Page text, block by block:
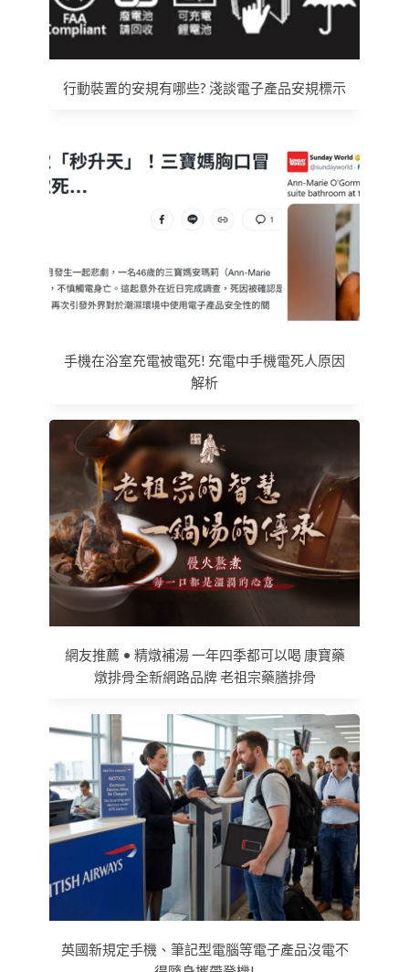
行動裝置的安規有哪些? 淺談電子產品安規標示
手機在浴室充電被電死! 充電中手機電死人原因
解析
網友推薦 • 精燉補湯 一年四季都可以喝 康寶藥
燉排骨全新網路品牌 老祖宗藥膳排骨
英國新規定手機、筆記型電腦等電子產品沒電不